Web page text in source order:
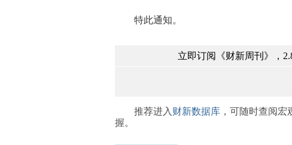
特此通知。
立即订阅《财新周刊》，
推荐进入财新数据库 ，可随时查阅
握。